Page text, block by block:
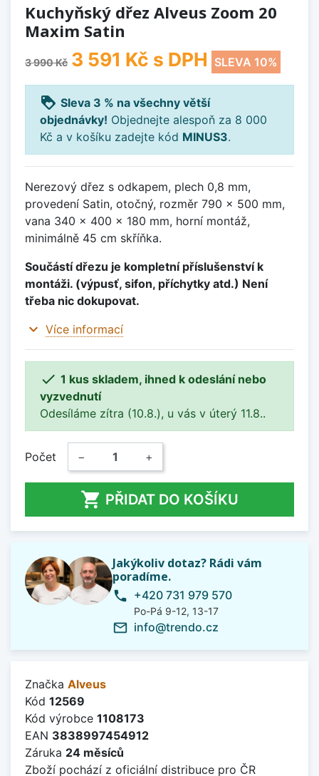
Kuchyňský dřez Alveus Zoom 20
Maxim Satin
3 990 Kč 3 591 Kč s DPH SLEVA 10%
loyalty Sleva 3 % na všechny větší
objednávky! Objednejte alespoň za 8 000
Kč a v košíku zadejte kód MINUS3.
Nerezový dřez s odkapem, plech 0,8 mm,
provedení Satin, otočný, rozměr 790 x 500 mm,
vana 340 x 400 x 180 mm, horní montáž,
minimálně 45 cm skříňka.
Součástí dřezu je kompletní příslušenství k
montáži. (výpusť, sifon, příchytky atd.) Není
třeba nic dokupovat.
expand_more Více informací
 1 kus skladem, ihned k odeslání nebo
vyzvednutí
Odesíláme zítra (10.8.), u vás v úterý 11.8..
Počet − +
 PŘIDAT DO KOŠÍKU
Jakýkoliv dotaz? Rádi vám
poradíme.
phone +420 731 979 570
Po-Pá 9-12, 13-17
mail_outline info@trendo.cz
Značka Alveus
Kód 12569
Kód výrobce 1108173
EAN 3838997454912
Záruka 24 měsíců
Zboží pochází z oficiální distribuce pro ČR